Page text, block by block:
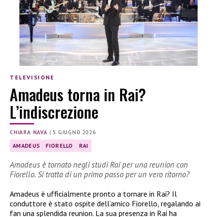
TELEVISIONE
Amadeus torna in Rai?
L’indiscrezione
CHIARA NAVA | 5 GIUGNO 2026
AMADEUS FIORELLO RAI
Amadeus è tornato negli studi Rai per una reunion con
Fiorello. Si tratta di un primo passo per un vero ritorno?
Amadeus è ufficialmente pronto a tornare in Rai? Il
conduttore è stato ospite dell’amico Fiorello, regalando ai
fan una splendida reunion. La sua presenza in Rai ha